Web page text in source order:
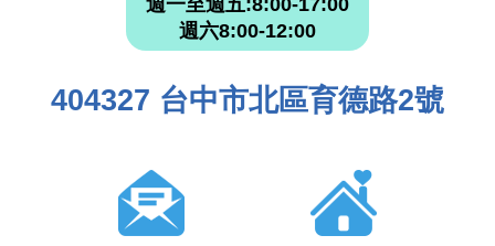
週一至週五:8:00-17:00
週六8:00-12:00
404327 台中市北區育德路2號